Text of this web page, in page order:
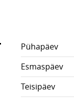
Pühapäev
Esmaspäev
Teisipäev